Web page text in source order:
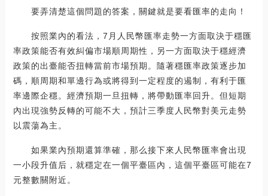
要弄清楚這個問題的答案，關鍵就是要看匯率的走向！
按照業內的看法，7月人民幣匯率走勢一方面取決于穩匯
率政策能否有效糾偏市場順周期性，另一方面取決于穩經濟
政策的出臺能否扭轉當前市場預期。隨著穩匯率政策逐步加
碼，順周期和單邊行為或將得到一定程度的遏制，有利于匯
率邊際企穩。經濟預期一旦扭轉，將帶動匯率回升。但短期
內出現強勢反轉的可能不大，預計三季度人民幣對美元走勢
以震蕩為主。
如果業內預期還算準確，那么接下來人民幣匯率會出現
一小段升值后，就穩定在一個平臺區內，這個平臺區可能在7
元整數關附近。